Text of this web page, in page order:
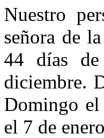
Nuestro
señora de
44 días
diciembre.
Domingo el
el 7 de